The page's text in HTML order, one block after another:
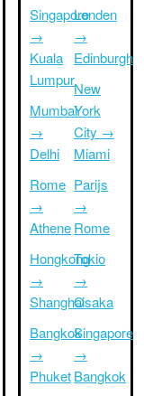
Singapore
→
Kuala
Lumpur
Mumbai
→
Delhi
Rome
→
Athene
Hongkong
→
Shanghai
Bangkok
→
Phuket
Londen
→
Edinburgh
New
York
City →
Miami
Parijs
→
Rome
Tokio
→
Osaka
Singapore
→
Bangkok